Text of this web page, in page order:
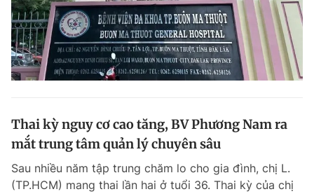
Thai kỳ nguy cơ cao tăng, BV Phương Nam ra
mắt trung tâm quản lý chuyên sâu
Sau nhiều năm tập trung chăm lo cho gia đình, chị L.
(TP.HCM) mang thai lần hai ở tuổi 36. Thai kỳ của chị